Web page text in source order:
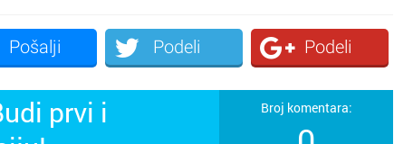
Pošalji Podeli Podeli
prvi i
Broj komentara: